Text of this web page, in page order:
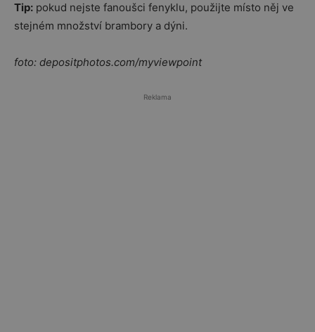
Tip: pokud nejste fanoušci fenyklu, použijte místo něj ve
stejném množství brambory a dýni.
foto: depositphotos.com/myviewpoint
Reklama